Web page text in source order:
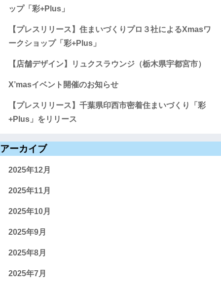
ップ「彩+Plus」
【プレスリリース】住まいづくりプロ３社によるXmasワ
ークショップ「彩+Plus」
【店舗デザイン】リュクスラウンジ（栃木県宇都宮市）
X’masイベント開催のお知らせ
【プレスリリース】千葉県印西市密着住まいづくり「彩
+Plus」をリリース
アーカイブ
2025年12月
2025年11月
2025年10月
2025年9月
2025年8月
2025年7月